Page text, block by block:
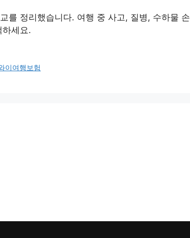
를 정리했습니다. 여행 중 사고, 질병, 수하물 손
세요.
이여행보험